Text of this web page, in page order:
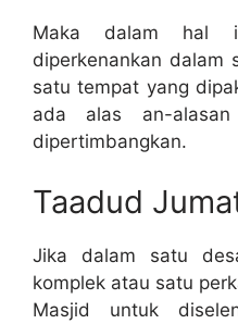
Maka dalam hal
diperkenankan dalam
satu tempat yang
ada alas an-
dipertimbangkan.
Taadud
Jika dalam satu
komplek atau satu
Masjid untuk